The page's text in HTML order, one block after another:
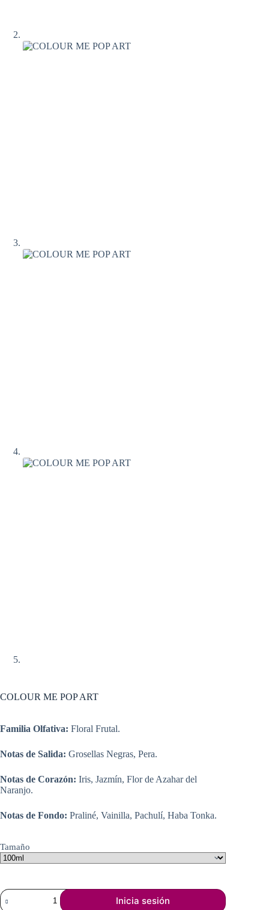
COLOUR ME POP ART
Familia Olfativa: Floral Frutal.
Notas de Salida: Grosellas Negras, Pera.
Notas de Corazón: Iris, Jazmín, Flor de Azahar del
Naranjo.
Notas de Fondo: Praliné, Vainilla, Pachulí, Haba Tonka.
Tamaño
COLOUR
ME
Inicia sesión